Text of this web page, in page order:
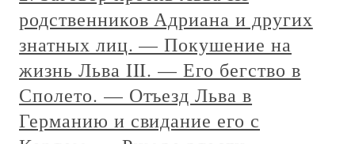
родственников Адриана и других
знатных лиц. — Покушение на
жизнь Льва III. — Его бегство в
Сполето. — Отъезд Льва в
Германию и свидание его с